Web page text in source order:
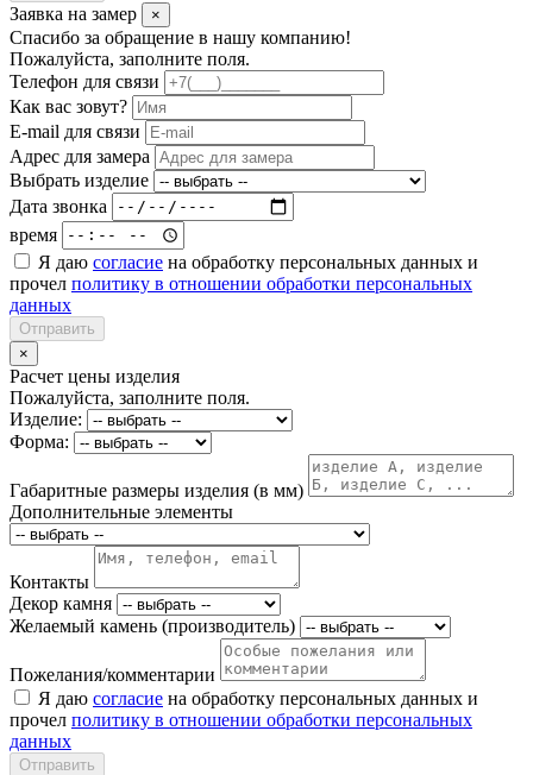
Заявка на замер ×
Спасибо за обращение в нашу компанию!
Пожалуйста, заполните поля.
Телефон для связи
Как вас зовут?
E-mail для связи
Адрес для замера
Выбрать изделие
Дата звонка
время
Я даю согласие на обработку персональных данных и
прочел политику в отношении обработки персональных
данных
Отправить
×
Расчет цены изделия
Пожалуйста, заполните поля.
Изделие:
Форма:
Габаритные размеры изделия (в мм)
Дополнительные элементы
Контакты
Декор камня
Желаемый камень (производитель)
Пожелания/комментарии
Я даю согласие на обработку персональных данных и
прочел политику в отношении обработки персональных
данных
Отправить